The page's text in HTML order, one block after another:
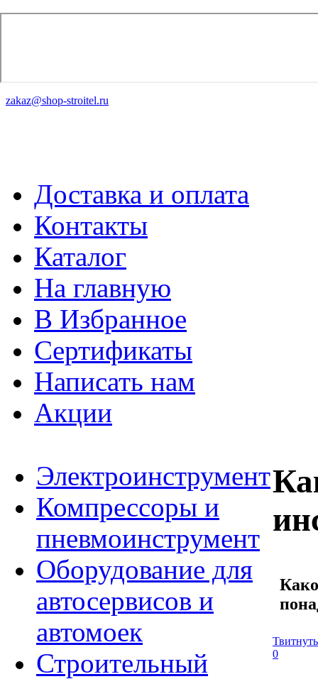
zakaz@shop-stroitel.ru
Доставка и оплата
Контакты
Каталог
На главную
В Избранное
Сертификаты
Написать нам
Акции
Электроинструмент
Компрессоры и
пневмоинструмент
Оборудование для
автосервисов и
автомоек
Строительный
Твитнуть
0